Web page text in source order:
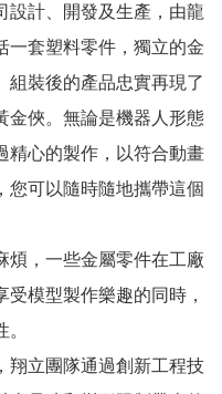
設計、開發及生產，由龍
一套塑料零件，獨立的金
組裝後的產品忠實再現了
金俠。無論是機器人形態
精心的製作，以符合動畫
您可以隨時隨地攜帶這個
煩，一些金屬零件在工廠
模型製作樂趣的同時，
翔立團隊通過創新工程技